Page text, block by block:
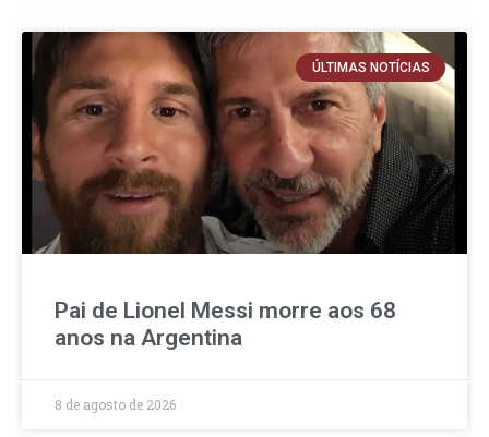
ÚLTIMAS NOTÍCIAS
Pai de Lionel Messi morre aos 68
anos na Argentina
8 de agosto de 2026